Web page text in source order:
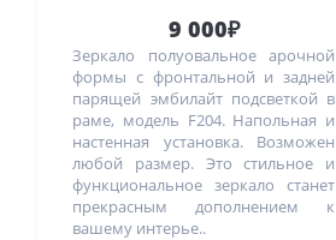
9 000₽
Зеркало полуовальное арочной
формы с фронтальной и задней
парящей эмбилайт подсветкой в
раме, модель F204. Напольная и
настенная установка. Возможен
любой размер. Это стильное и
функциональное зеркало станет
прекрасным дополнением к
вашему интерье..